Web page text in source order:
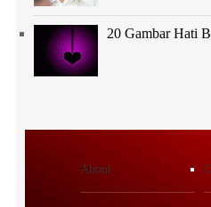
20 Gambar Hati
About